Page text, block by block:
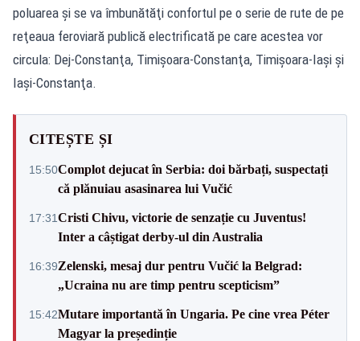
poluarea şi se va îmbunătăţi confortul pe o serie de rute de pe
reţeaua feroviară publică electrificată pe care acestea vor
circula: Dej-Constanţa, Timişoara-Constanţa, Timişoara-Iaşi şi
Iaşi-Constanţa.
CITEȘTE ȘI
15:50Complot dejucat în Serbia: doi bărbați, suspectați
că plănuiau asasinarea lui Vučić
17:31Cristi Chivu, victorie de senzație cu Juventus!
Inter a câștigat derby-ul din Australia
16:39Zelenski, mesaj dur pentru Vučić la Belgrad:
„Ucraina nu are timp pentru scepticism”
15:42Mutare importantă în Ungaria. Pe cine vrea Péter
Magyar la președinție